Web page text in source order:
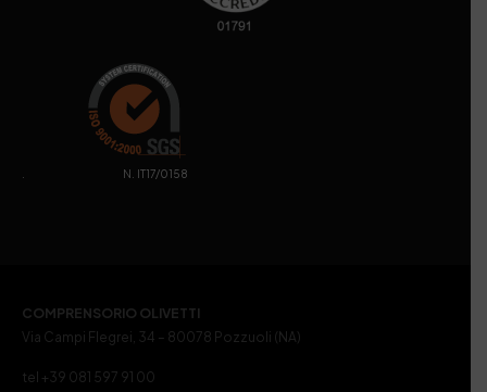
. N. IT17/0158
COMPRENSORIO OLIVETTI
Via Campi Flegrei, 34 – 80078 Pozzuoli (NA)
tel +39 081 597 91 00